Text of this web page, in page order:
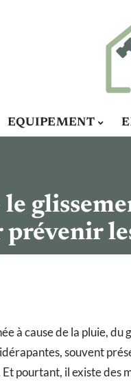
EQUIPEMENT
prévenir
à cause de la pluie, du
souvent
pourtant, il existe des